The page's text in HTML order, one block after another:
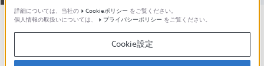
動画でサポートご利用にあたってのお願い
サポート動画をご利用の際にはソーシャ
ルメディア利用規約をご確認ください。
詳細については、当社の
Cookieポリシー をご覧ください。
個人情報の取扱いについては、
プライバシーポリシー をご覧ください。
Cookie設定